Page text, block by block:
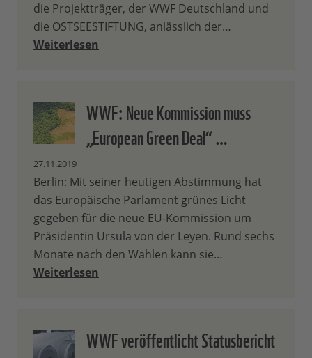
die Projektträger, der WWF Deutschland und
die OSTSEESTIFTUNG, anlässlich der…
Weiterlesen
WWF: Neue Kommission muss
„European Green Deal“ …
27.11.2019
Berlin: Mit seiner heutigen Abstimmung hat
das Europäische Parlament grünes Licht
gegeben für die neue EU-Kommission um
Präsidentin Ursula von der Leyen. Rund sechs
Monate nach den Wahlen kann sie…
Weiterlesen
WWF veröffentlicht Statusbericht